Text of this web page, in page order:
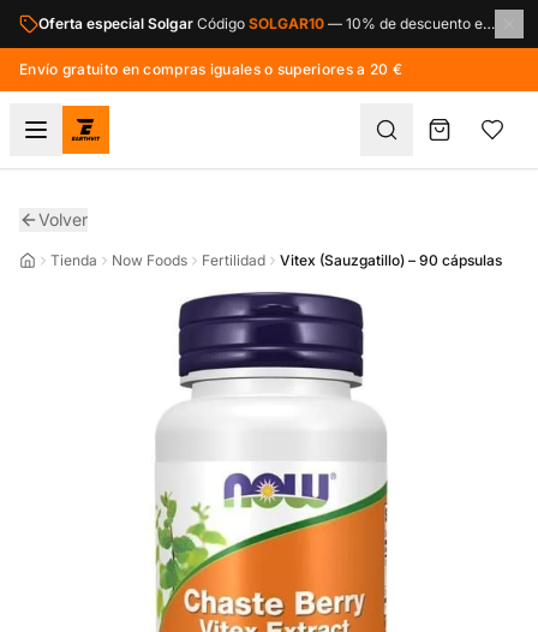
Saltar al contenido principal
Oferta especial Solgar Código SOLGAR10 — 10% de descuento en toda la marca Solgar.
Envío gratuito en compras iguales o superiores a 20 €
Volver
Tienda Now Foods Fertilidad Vitex (Sauzgatillo) – 90 cápsulas